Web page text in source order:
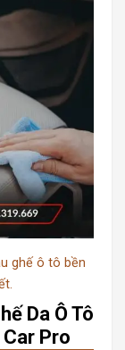
ghế ô tô bền
Da Ô Tô
Pro